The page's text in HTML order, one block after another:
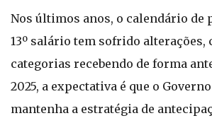
Nos últimos anos, o calendário de
13º salário tem sofrido alterações,
categorias recebendo de forma
2025, a expectativa é que o
mantenha a estratégia de